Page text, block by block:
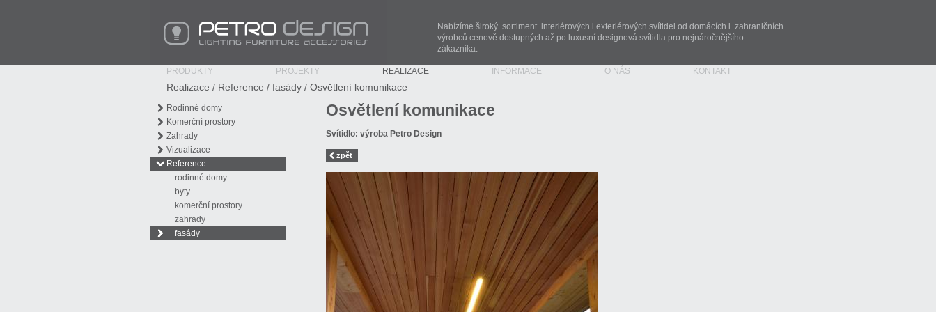
Nabízíme široký sortiment interiérových i exteriérových svítidel od domácích i zahraničních
výrobců cenově dostupných až po luxusní designová svítidla pro nejnáročnějšího
zákazníka.
PRODUKTY PROJEKTY REALIZACE INFORMACE O NÁS KONTAKT
Realizace / Reference / fasády / Osvětlení komunikace
Rodinné domy
Komerční prostory
Zahrady
Vizualizace
Reference
rodinné domy
byty
komerční prostory
zahrady
fasády
Osvětlení komunikace
Svítidlo: výroba Petro Design
zpět